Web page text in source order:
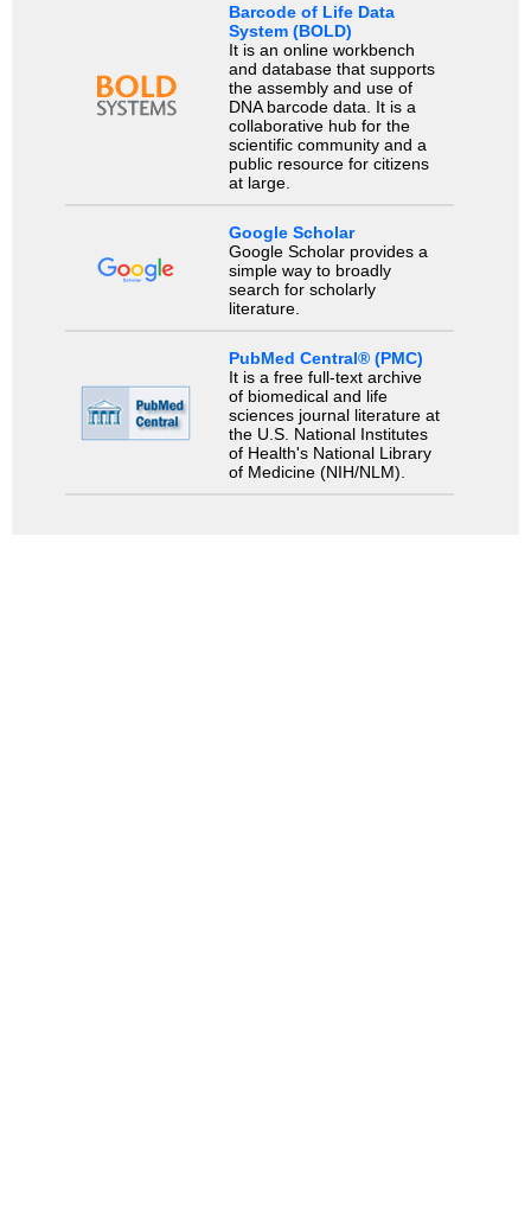
Barcode of Life Data
System (BOLD)
It is an online workbench
and database that supports
the assembly and use of
DNA barcode data. It is a
collaborative hub for the
scientific community and a
public resource for citizens
at large.
Google Scholar
Google Scholar provides a
simple way to broadly
search for scholarly
literature.
PubMed Central® (PMC)
It is a free full-text archive
of biomedical and life
sciences journal literature at
the U.S. National Institutes
of Health's National Library
of Medicine (NIH/NLM).